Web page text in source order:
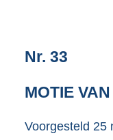
Nr. 33
MOTIE
Voorgesteld 25